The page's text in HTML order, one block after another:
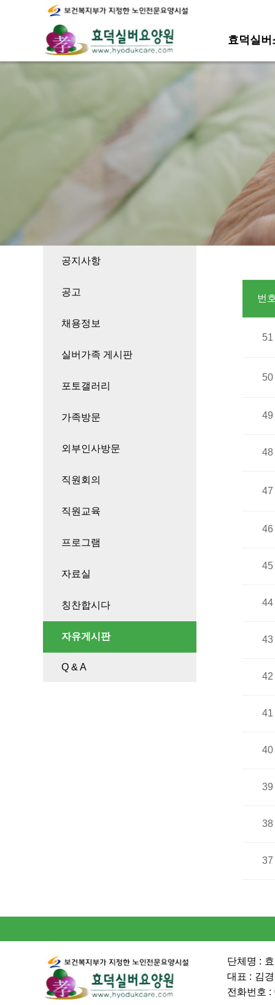
효덕실버
공지사항
공고
채용정보
실버가족 게시판
포토갤러리
가족방문
외부인사방문
직원회의
직원교육
프로그램
자료실
칭찬합시다
자유게시판
Q & A
번
51
50
49
48
47
46
45
44
43
42
41
40
39
38
37
단체명 :
대표 : 김
전화번호 :